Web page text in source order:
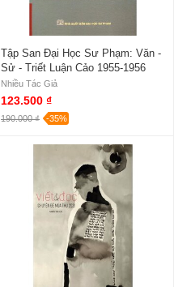
Tập San Đại Học Sư Phạm: Văn -
Sử - Triết Luận Cảo 1955-1956
Nhiều Tác Giả
123.500 ₫
190.000 ₫ -35%